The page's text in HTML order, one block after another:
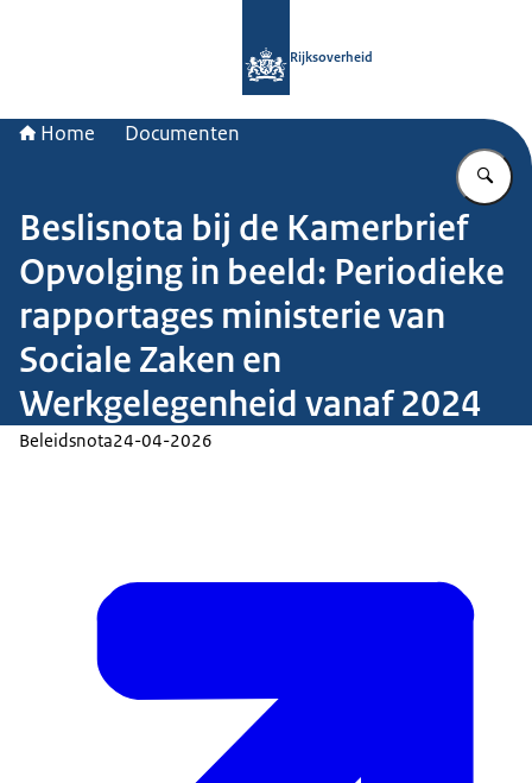
Rijksoverheid
Home Documenten
Beslisnota bij de Kamerbrief
Opvolging in beeld: Periodieke
rapportages ministerie van
Sociale Zaken en
Werkgelegenheid vanaf 2024
Beleidsnota24-04-2026